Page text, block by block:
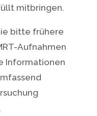
mitbringen.
bitte frühere
Aufnahmen
Informationen